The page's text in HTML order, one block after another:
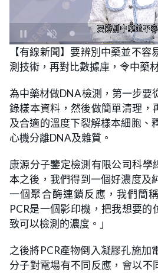
U
n
m
t
e
L
o
a
d
e
d
.
9
%
【有線新聞】要辨別中藥並不
測技術，再對比數據庫，令中藥
為中藥材做DNA檢測，第一步要
錄樣本資料，然後做簡單清理，
及合適的溫度下裂解樣本細胞、
心機分離DNA及雜質。
康源分子鑒定檢測有限公司科學
本之後，我們得到一個好濃度及
一個聚合酶連鎖反應，我們簡
PCR是一個影印機，把我想要的
致可以檢測的濃度。」
之後將PCR產物倒入凝膠孔施加
分子對電場有不同反應，會以不